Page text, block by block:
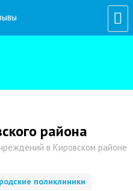
района
в Кировском районе
поликлиники